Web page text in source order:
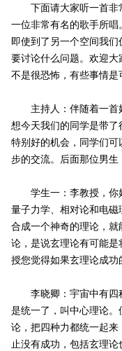
下面请大家听一首非
一位非常有名的歌手所唱
即使到了另一个空间我
要讨论什么问题。欢迎
不是很恐怖，有些事情是
主持人：伴随着一首
想今天我们的同学是带
特别好的机会，同学们
步的交流。后面那位男生
学生一：李教授，你
量子力学、相对论和电
合成一个神奇的理论，
论，是说玄理论有可能
授您觉得如果玄理论成功
李晓卿：宇宙中有四
是统一了，叫中心理论
论，把四种力都统一起
止没有成功，包括玄理